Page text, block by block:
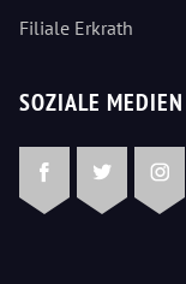
Filiale Erkrath
SOZIALE MEDIEN
FacebookTwitter